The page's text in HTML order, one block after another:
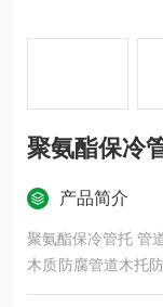
产品简介
聚氨酯保
木质防腐管道木托
空调木托，空调木